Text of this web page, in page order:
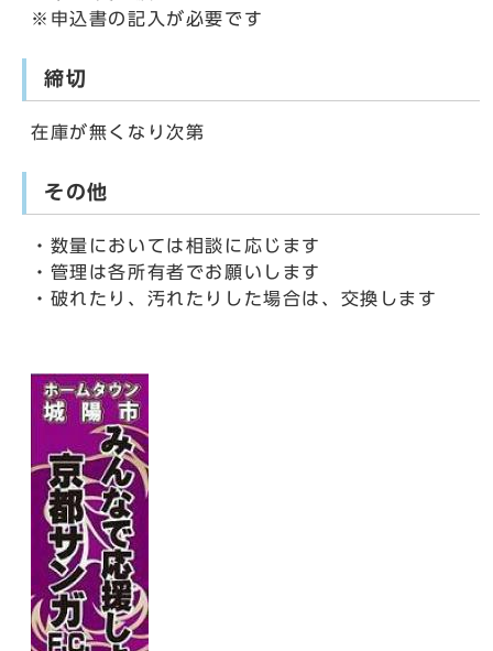
※申込書の記入が必要です
締切
在庫が無くなり次第
その他
・数量においては相談に応じます
・管理は各所有者でお願いします
・破れたり、汚れたりした場合は、交換します